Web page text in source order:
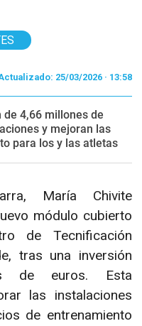
25/03/2026 · 13:58
de 4,66 millones de
y mejoran las
para los y las atletas
María Chivite
módulo cubierto
de Tecnificación
tras una inversión
de euros. Esta
las instalaciones
de entrenamiento